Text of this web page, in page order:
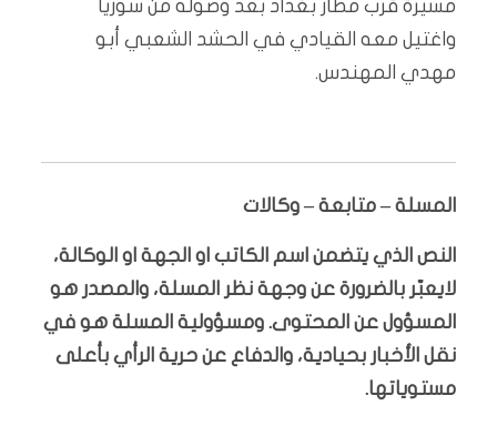
مسيرة قرب مطار بغداد بعد وصوله من سوريا
واغتيل معه القيادي في الحشد الشعبي أبو
مهدي المهندس.
المسلة – متابعة – وكالات
النص الذي يتضمن اسم الكاتب او الجهة او الوكالة،
لايعبّر بالضرورة عن وجهة نظر المسلة، والمصدر هو
المسؤول عن المحتوى. ومسؤولية المسلة هو في
نقل الأخبار بحيادية، والدفاع عن حرية الرأي بأعلى
مستوياتها.